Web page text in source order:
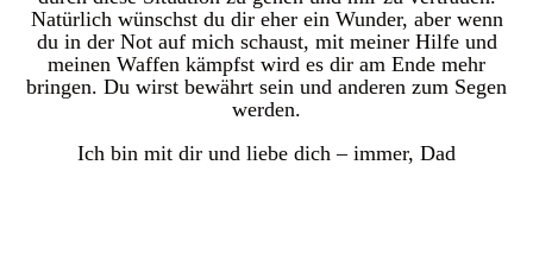
Natürlich wünschst du dir eher ein Wunder, aber wenn
du in der Not auf mich schaust, mit meiner Hilfe und
meinen Waffen kämpfst wird es dir am Ende mehr
bringen. Du wirst bewährt sein und anderen zum Segen
werden.
Ich bin mit dir und liebe dich – immer, Dad